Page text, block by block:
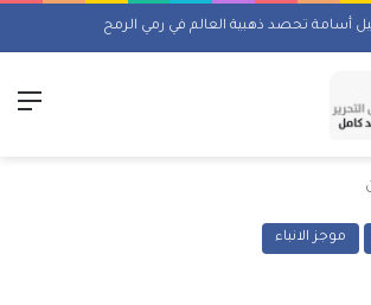
أسامة تحصد ذهبية العالم في رمي الرمح
موجز الانباء